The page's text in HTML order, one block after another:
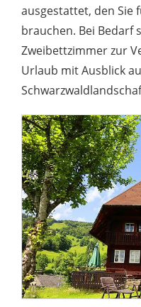
ausgestattet, den Sie
brauchen. Bei Bedarf
Zweibettzimmer zur
Urlaub mit Ausblick